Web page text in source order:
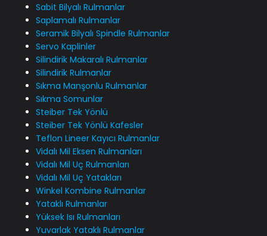
Sabit Bilyalı Rulmanlar
Saplamalı Rulmanlar
Seramik Bilyalı Spindle Rulmanlar
Servo Kaplinler
Silindirik Makaralı Rulmanlar
Silindirik Rulmanlar
Sıkma Manşonlu Rulmanlar
Sıkma Somunlar
Steiber Tek Yönlü
Steiber Tek Yönlü Kafesler
Teflon Lineer Kayıcı Rulmanlar
Vidalı Mil Eksen Rulmanları
Vidalı Mil Uç Rulmanları
Vidalı Mil Uç Yatakları
Winkel Kombine Rulmanlar
Yataklı Rulmanlar
Yüksek Isı Rulmanları
Yuvarlak Yataklı Rulmanlar